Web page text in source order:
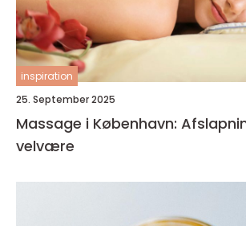
inspiration
25. September 2025
Massage i København:
velvære